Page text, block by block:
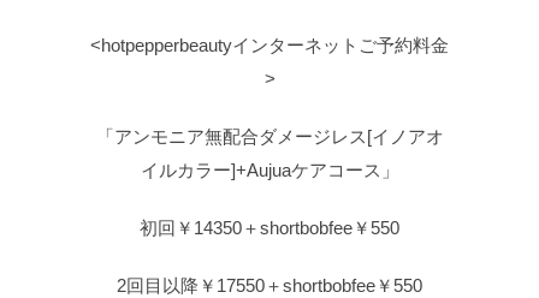
<hotpepperbeautyインターネットご予約料金
>
「アンモニア無配合ダメージレス[イノアオ
イルカラー]+Aujuaケアコース」
初回￥14350＋shortbobfee￥550
2回目以降￥17550＋shortbobfee￥550